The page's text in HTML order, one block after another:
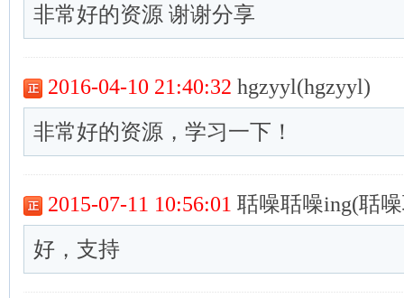
非常好的资源 谢谢分享
2016-04-10 21:40:32 hgzyyl(hgzyyl)
非常好的资源，学习一下！
2015-07-11 10:56:01 聒噪聒噪ing(聒
好，支持